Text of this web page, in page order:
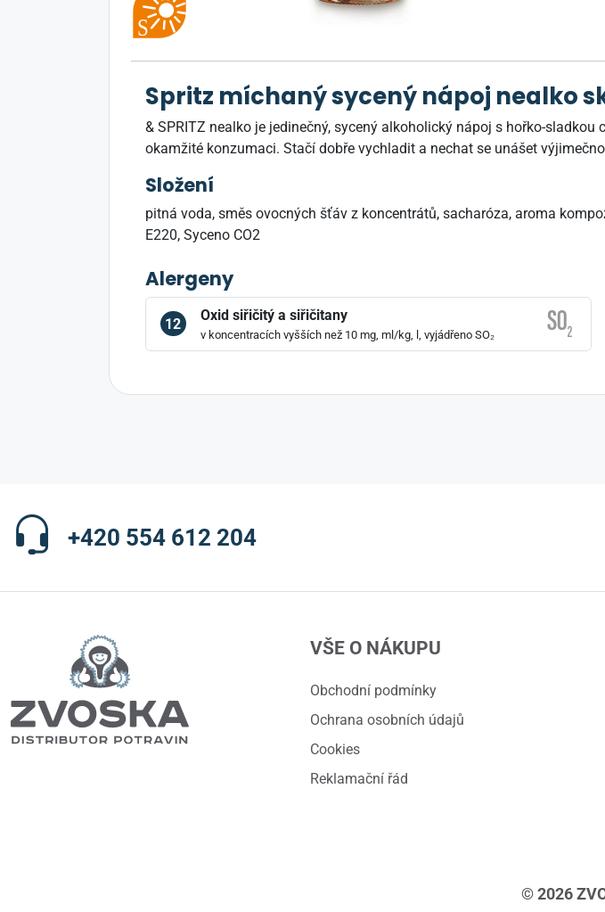
Spritz míchaný sycený nápoj nealko
& SPRITZ nealko je jedinečný, sycený alkoholický nápoj s hořko-
okamžité konzumaci. Stačí dobře vychladit a nechat se unášet
Složení
pitná voda, směs ovocných šťáv z koncentrátů, sacharóza, aroma
E220, Syceno CO2
Alergeny
12
Oxid siřičitý a siřičitany
v koncentracích vyšších než 10 mg, ml/kg, l, vyjádřeno SO₂
+420 554 612 204
VŠE O NÁKUPU
Obchodní podmínky
Ochrana osobních údajů
Cookies
Reklamační řád
© 2026